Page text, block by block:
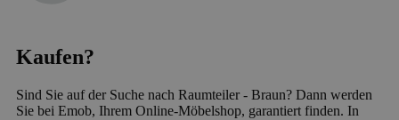
Kaufen?
Sind Sie auf der Suche nach Raumteiler - Braun? Dann werden
Sie bei Emob, Ihrem Online-Möbelshop, garantiert finden. In